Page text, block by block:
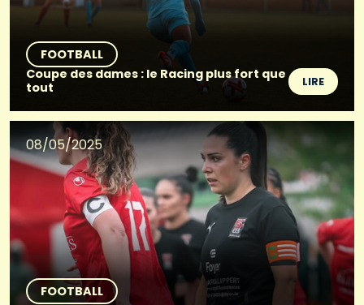
FOOTBALL
Coupe des dames : le Racing plus fort que
tout
LIRE
08/05/2025
FOOTBALL